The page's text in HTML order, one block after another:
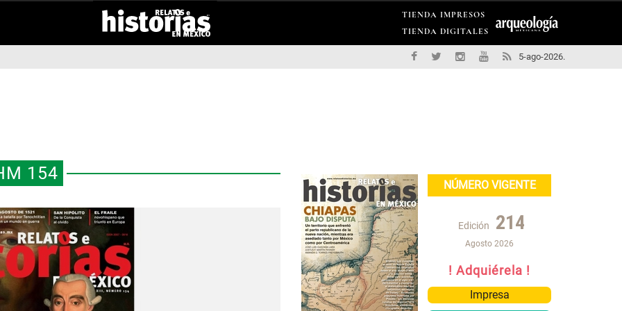
TIENDA IMPRESOS
TIENDA DIGITALES
5-ago-2026.
154
NÚMERO VIGENTE
Edición 214
Agosto 2026
! Adquiérela !
Impresa